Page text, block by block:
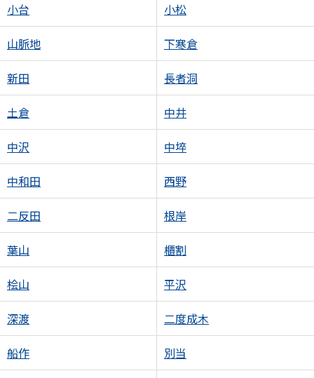
小台 小松
山脈地 下寒倉
新田 長者洞
土倉 中井
中沢 中埣
中和田 西野
二反田 根岸
葉山 櫃割
桧山 平沢
深渡 二度成木
船作 別当